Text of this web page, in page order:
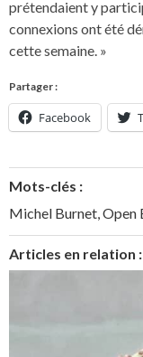
prétendaient y
connexions ont été
cette semaine. »
Partager :
Facebook
Mots-clés :
Michel Burnet,Open
Articles en relation :